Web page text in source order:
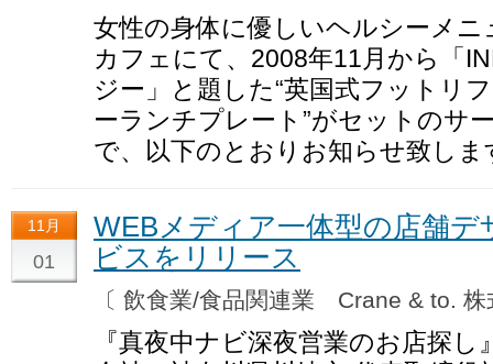
女性の身体に優しいヘルシーメ
カフェにて、2008年11月から「
ジー」と題した“英国式フットリ
ーランチプレート”がセットのサ
で、以下のとおりお知らせ致しま
11月
01
WEBメディア一体型の店舗デ
ビスをリリース
〔 飲食業/食品関連業 Crane & to.
『真夜中ナビ深夜営業のお店探